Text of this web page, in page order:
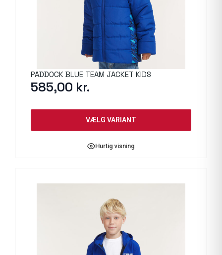
PADDOCK BLUE TEAM JACKET KIDS
585,00 kr.
VÆLG VARIANT
Hurtig visning